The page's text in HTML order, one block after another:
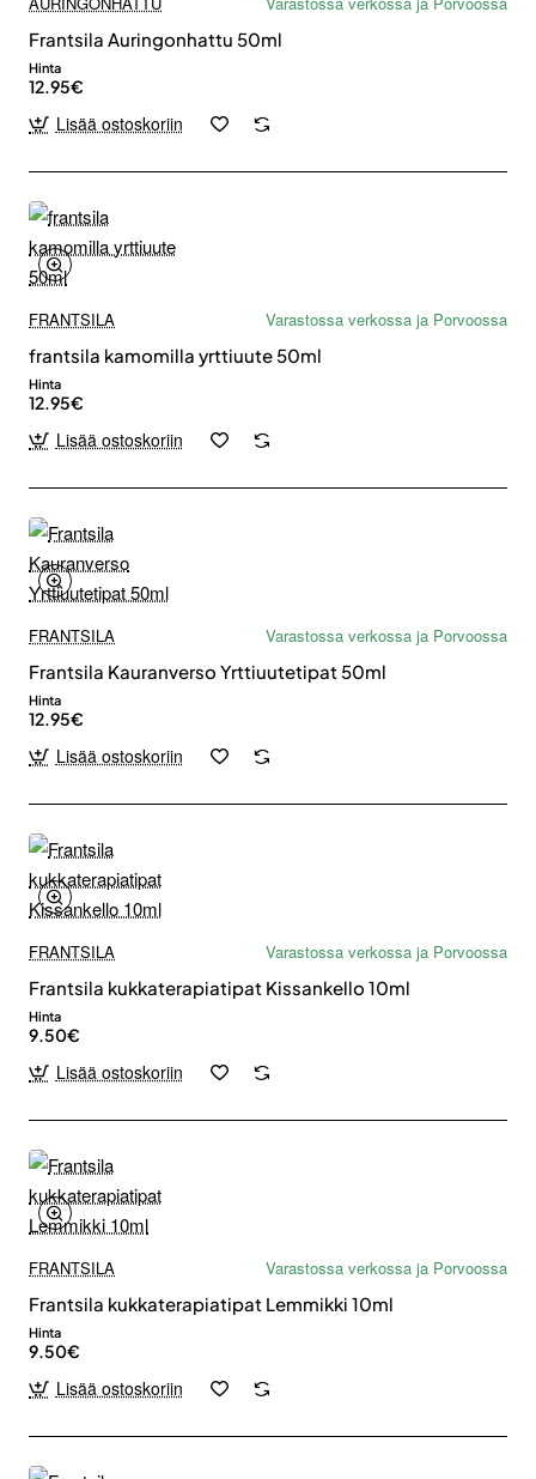
Frantsila Auringonhattu 50ml
Hinta
12.95€
Lisää ostoskoriin
FRANTSILA
Varastossa verkossa ja Porvoossa
frantsila kamomilla yrttiuute 50ml
Hinta
12.95€
Lisää ostoskoriin
FRANTSILA
Varastossa verkossa ja Porvoossa
Frantsila Kauranverso Yrttiuutetipat 50ml
Hinta
12.95€
Lisää ostoskoriin
FRANTSILA
Varastossa verkossa ja Porvoossa
Frantsila kukkaterapiatipat Kissankello 10ml
Hinta
9.50€
Lisää ostoskoriin
FRANTSILA
Varastossa verkossa ja Porvoossa
Frantsila kukkaterapiatipat Lemmikki 10ml
Hinta
9.50€
Lisää ostoskoriin